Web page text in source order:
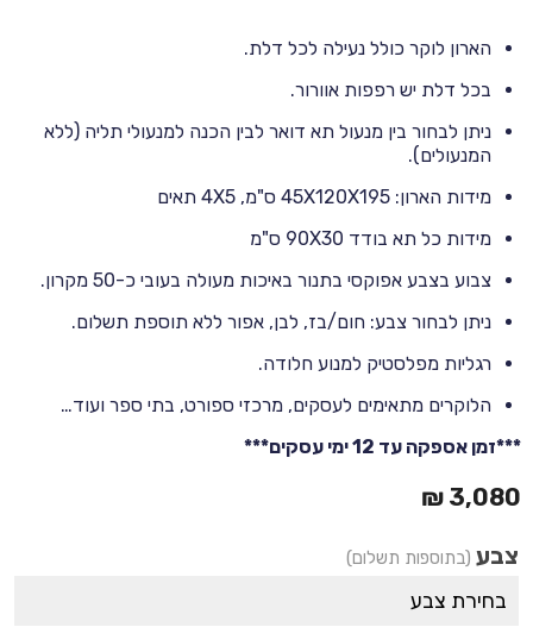
הארון לוקר כולל נעילה לכל דלת.
בכל דלת יש רפפות אוורור.
ניתן לבחור בין מנעול תא דואר לבין הכנה למנעולי תליה (ללא
המנעולים).
מידות הארון: 45X120X195 ס"מ, 4X5 תאים
מידות כל תא בודד 90X30 ס"מ
צבוע בצבע אפוקסי בתנור באיכות מעולה בעובי כ-50 מקרון.
ניתן לבחור צבע: חום/בז, לבן, אפור ללא תוספת תשלום.
רגליות מפלסטיק למנוע חלודה.
הלוקרים מתאימים לעסקים, מרכזי ספורט, בתי ספר ועוד…
***זמן אספקה עד 12 ימי עסקים***
3,080
₪
צבע (בתוספות תשלום)
בחירת צבע